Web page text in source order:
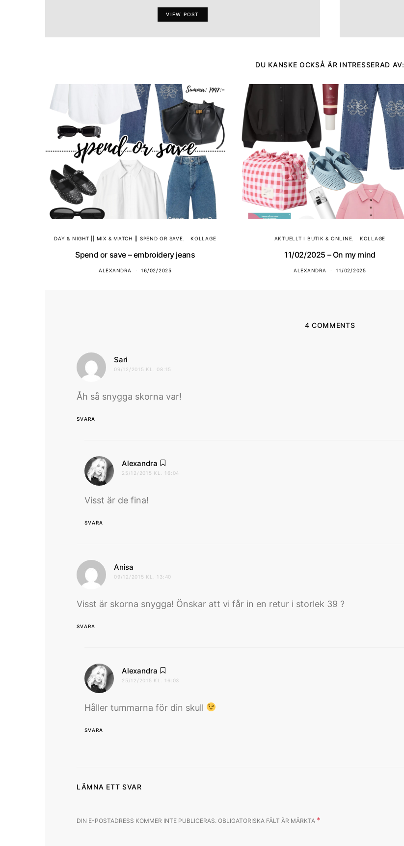
VIEW POST
DU KANSKE OCKSÅ ÄR INTRESSERAD AV:
DAY & NIGHT || MIX & MATCH || SPEND OR SAVE KOLLAGE
Spend or save – embroidery jeans
ALEXANDRA 16/02/2025
AKTUELLT I BUTIK & ONLINE KOLLAGE
11/02/2025 – On my mind
ALEXANDRA 11/02/2025
4 COMMENTS
Sari
09/12/2015 KL. 08:15
Åh så snygga skorna var!
SVARA
Alexandra
25/12/2015 KL. 16:04
Visst är de fina!
SVARA
Anisa
09/12/2015 KL. 13:40
Visst är skorna snygga! Önskar att vi får in en retur i storlek 39 ?
SVARA
Alexandra
25/12/2015 KL. 16:03
Håller tummarna för din skull
SVARA
LÄMNA ETT SVAR
DIN E-POSTADRESS KOMMER INTE PUBLICERAS. OBLIGATORISKA FÄLT ÄR MÄRKTA *